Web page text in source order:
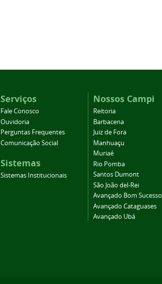
Serviços
Fale Conosco
Ouvidoria
Perguntas Frequentes
Comunicação Social
Sistemas
Sistemas Institucionais
Nossos Campi
Reitoria
Barbacena
Juiz de Fora
Manhuaçu
Muriaé
Rio Pomba
Santos Dumont
São João del-Rei
Avançado Bom Sucesso
Avançado Cataguases
Avançado Ubá